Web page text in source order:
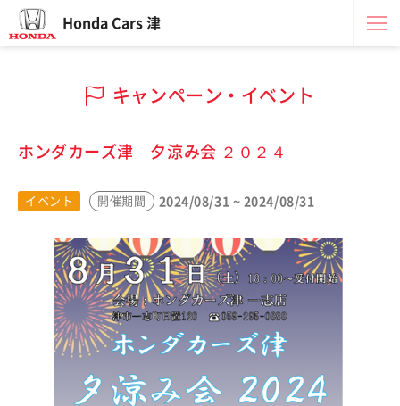
Honda Cars 津
キャンペーン・イベント
ホンダカーズ津 夕涼み会 ２０２４
イベント 開催期間 2024/08/31 ~ 2024/08/31